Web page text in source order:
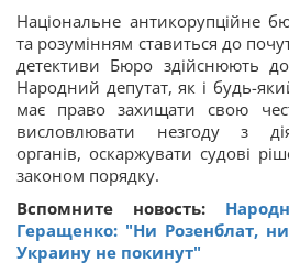
Національне антикорупційне
та розумінням ставиться до
детективи Бюро здійснюють
Народний депутат, як і будь-
має право захищати свою
висловлювати незгоду з
органів, оскаржувати судові
законом порядку.
Вспомните новость:
Геращенко: "Ни Розенблат,
Украину не покинут"